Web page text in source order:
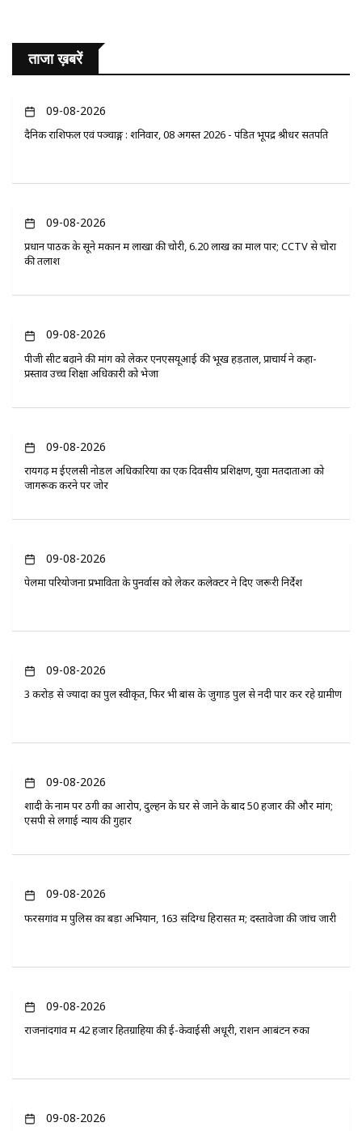
ताजा ख़बरें
09-08-2026
दैनिक राशिफल एवं पञ्चाङ्ग : शनिवार, 08 अगस्त 2026 - पंडित भूपेंद्र श्रीधर सतपति
09-08-2026
प्रधान पाठक के सूने मकान में लाखों की चोरी, 6.20 लाख का माल पार; CCTV से चोरों
की तलाश
09-08-2026
पीजी सीट बढ़ाने की मांग को लेकर एनएसयूआई की भूख हड़ताल, प्राचार्य ने कहा-
प्रस्ताव उच्च शिक्षा अधिकारी को भेजा
09-08-2026
रायगढ़ में ईएलसी नोडल अधिकारियों का एक दिवसीय प्रशिक्षण, युवा मतदाताओं को
जागरूक करने पर जोर
09-08-2026
पेलमा परियोजना प्रभावितों के पुनर्वास को लेकर कलेक्टर ने दिए जरूरी निर्देश
09-08-2026
3 करोड़ से ज्यादा का पुल स्वीकृत, फिर भी बांस के जुगाड़ पुल से नदी पार कर रहे ग्रामीण
09-08-2026
शादी के नाम पर ठगी का आरोप, दुल्हन के घर से जाने के बाद 50 हजार की और मांग;
एसपी से लगाई न्याय की गुहार
09-08-2026
फरसगांव में पुलिस का बड़ा अभियान, 163 संदिग्ध हिरासत में; दस्तावेजों की जांच जारी
09-08-2026
राजनांदगांव में 42 हजार हितग्राहियों की ई-केवाईसी अधूरी, राशन आबंटन रुका
09-08-2026